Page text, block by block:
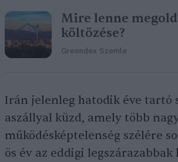
Mire lenne
költözése?
Greendex Szemle
Irán jelenleg hatodik éve tartó
aszállyal küzd, amely több
működésképtelenség szélére
ös év az eddigi